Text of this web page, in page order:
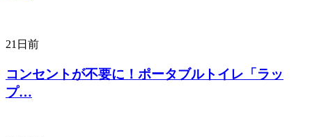
21日前
コンセントが不要に！ポータブルトイレ「ラッ
プ…